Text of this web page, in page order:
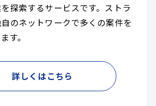
探索するサービスです。ストラ
のネットワークで多くの案件を
す。
詳しくはこちら